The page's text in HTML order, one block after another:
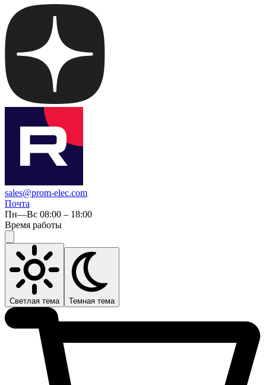
sales@prom-elec.com
Почта
Пн—Вс 08:00 – 18:00
Время работы
Светлая тема Темная тема